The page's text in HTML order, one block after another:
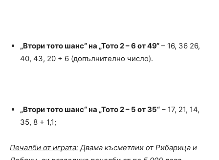
„Втори тото шанс“ на „Тото 2 – 6 от 49“ – 16, 36 26,
40, 43, 20 + 6 (допълнително число).
„Втори тото шанс“ на „Тото 2 – 5 от 35“ – 17, 21, 14,
35, 8 + 1,1;
Печалби от играта:Двама късметлии от Рибарица и